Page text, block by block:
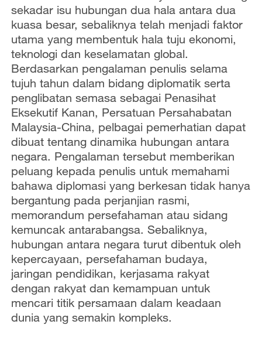
sekadar isu hubungan dua hala antara dua
kuasa besar, sebaliknya telah menjadi faktor
utama yang membentuk hala tuju ekonomi,
teknologi dan keselamatan global.
Berdasarkan pengalaman penulis selama
tujuh tahun dalam bidang diplomatik serta
penglibatan semasa sebagai Penasihat
Eksekutif Kanan, Persatuan Persahabatan
Malaysia-China, pelbagai pemerhatian dapat
dibuat tentang dinamika hubungan antara
negara. Pengalaman tersebut memberikan
peluang kepada penulis untuk memahami
bahawa diplomasi yang berkesan tidak hanya
bergantung pada perjanjian rasmi,
memorandum persefahaman atau sidang
kemuncak antarabangsa. Sebaliknya,
hubungan antara negara turut dibentuk oleh
kepercayaan, persefahaman budaya,
jaringan pendidikan, kerjasama rakyat
dengan rakyat dan kemampuan untuk
mencari titik persamaan dalam keadaan
dunia yang semakin kompleks.